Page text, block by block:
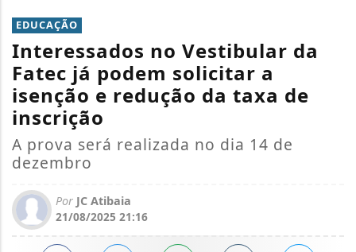
EDUCAÇÃO
Interessados no Vestibular da
Fatec já podem solicitar a
isenção e redução da taxa de
inscrição
A prova será realizada no dia 14 de
dezembro
Por JC Atibaia
21/08/2025 21:16